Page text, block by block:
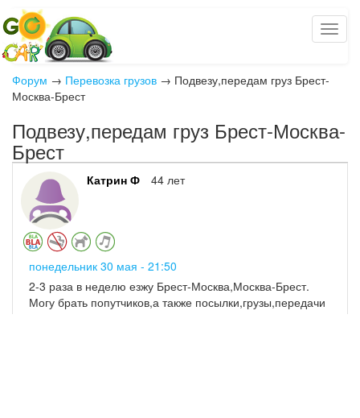
Форум → Перевозка грузов → Подвезу,передам груз Брест-
Москва-Брест
Подвезу,передам груз Брест-Москва-
Брест
Катрин Ф 44 лет
понедельник 30 мая - 21:50
2-3 раза в неделю езжу Брест-Москва,Москва-Брест.
Могу брать попутчиков,а также посылки,грузы,передачи